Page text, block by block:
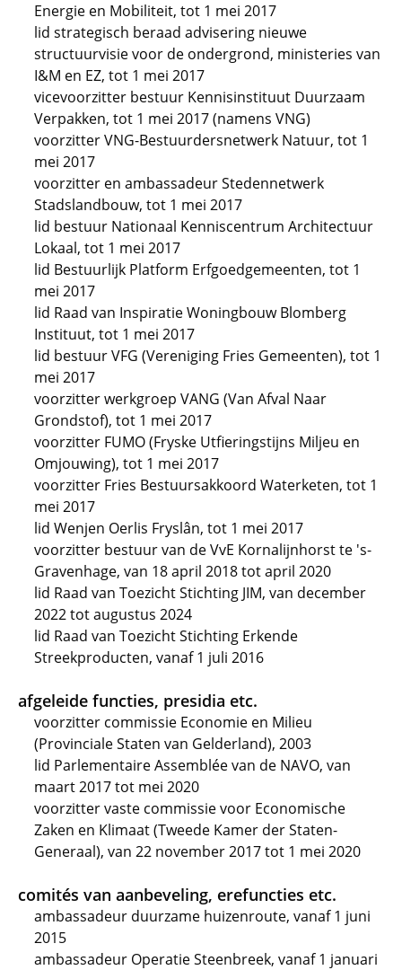
Energie en Mobiliteit, tot 1 mei 2017
lid strategisch beraad advisering nieuwe
structuurvisie voor de ondergrond, ministeries van
I&M en EZ, tot 1 mei 2017
vicevoorzitter bestuur Kennisinstituut Duurzaam
Verpakken, tot 1 mei 2017 (namens VNG)
voorzitter VNG-Bestuurdersnetwerk Natuur, tot 1
mei 2017
voorzitter en ambassadeur Stedennetwerk
Stadslandbouw, tot 1 mei 2017
lid bestuur Nationaal Kenniscentrum Architectuur
Lokaal, tot 1 mei 2017
lid Bestuurlijk Platform Erfgoedgemeenten, tot 1
mei 2017
lid Raad van Inspiratie Woningbouw Blomberg
Instituut, tot 1 mei 2017
lid bestuur VFG (Vereniging Fries Gemeenten), tot 1
mei 2017
voorzitter werkgroep VANG (Van Afval Naar
Grondstof), tot 1 mei 2017
voorzitter FUMO (Fryske Utfieringstijns Miljeu en
Omjouwing), tot 1 mei 2017
voorzitter Fries Bestuursakkoord Waterketen, tot 1
mei 2017
lid Wenjen Oerlis Fryslân, tot 1 mei 2017
voorzitter bestuur van de VvE Kornalijnhorst te 's-
Gravenhage, van 18 april 2018 tot april 2020
lid Raad van Toezicht Stichting JIM, van december
2022 tot augustus 2024
lid Raad van Toezicht Stichting Erkende
Streekproducten, vanaf 1 juli 2016
afgeleide functies, presidia etc.
voorzitter commissie Economie en Milieu
(Provinciale Staten van Gelderland), 2003
lid Parlementaire Assemblée van de NAVO, van
maart 2017 tot mei 2020
voorzitter vaste commissie voor Economische
Zaken en Klimaat (Tweede Kamer der Staten-
Generaal), van 22 november 2017 tot 1 mei 2020
comités van aanbeveling, erefuncties etc.
ambassadeur duurzame huizenroute, vanaf 1 juni
2015
ambassadeur Operatie Steenbreek, vanaf 1 januari